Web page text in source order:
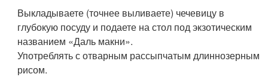
Выкладываете (точнее выливаете) чечевицу в
глубокую посуду и подаете на стол под экзотическим
названием «Даль макни».
Употреблять с отварным рассыпчатым длиннозерным
рисом.